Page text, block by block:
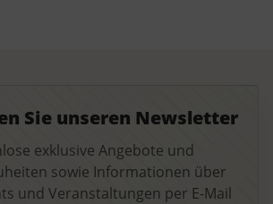
Sie unseren Newsletter
exklusive Angebote und
sowie Informationen über
und Veranstaltungen per E-Mail